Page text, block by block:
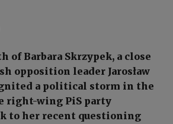
of Barbara Skrzypek, a close
opposition leader Jarosław
a political storm in the
right-wing PiS party
to her recent questioning